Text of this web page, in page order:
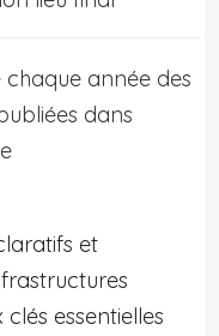
année des
dans
et
essentielles